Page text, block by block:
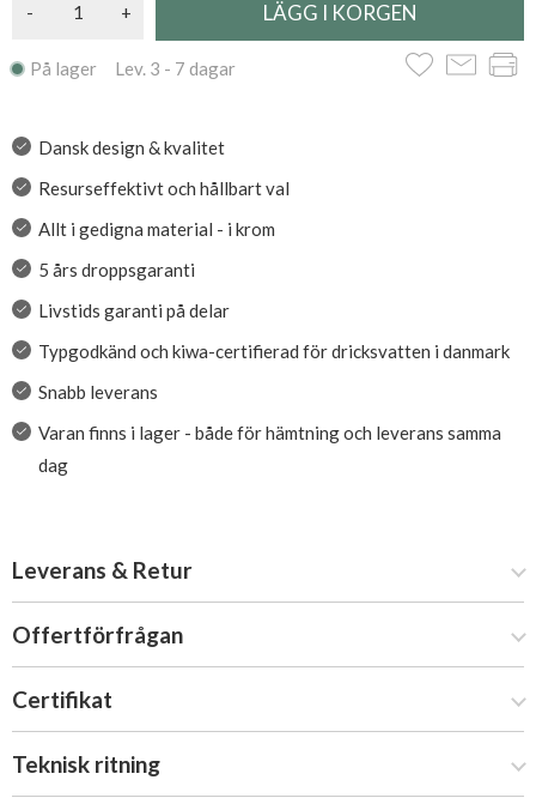
- +
På lager Lev. 3 - 7 dagar
Dansk design & kvalitet
Resurseffektivt och hållbart val
Allt i gedigna material - i krom
5 års droppsgaranti
Livstids garanti på delar
Typgodkänd och kiwa-certifierad för dricksvatten i danmark
Snabb leverans
Varan finns i lager - både för hämtning och leverans samma
dag
Leverans & Retur
Offertförfrågan
Certifikat
Teknisk ritning